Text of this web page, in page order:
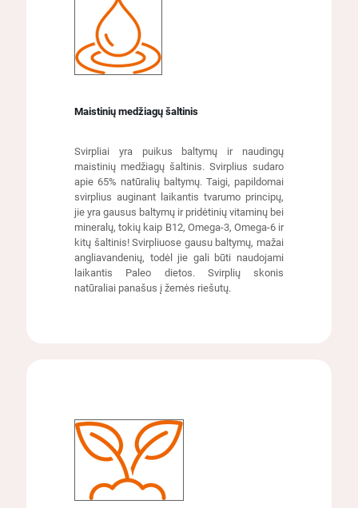
Maistinių medžiagų šaltinis
Svirpliai yra puikus baltymų ir naudingų
maistinių medžiagų šaltinis. Svirplius sudaro
apie 65% natūralių baltymų. Taigi, papildomai
svirplius auginant laikantis tvarumo principų,
jie yra gausus baltymų ir pridėtinių vitaminų bei
mineralų, tokių kaip B12, Omega-3, Omega-6 ir
kitų šaltinis! Svirpliuose gausu baltymų, mažai
angliavandenių, todėl jie gali būti naudojami
laikantis Paleo dietos. Svirplių skonis
natūraliai panašus į žemės riešutų.